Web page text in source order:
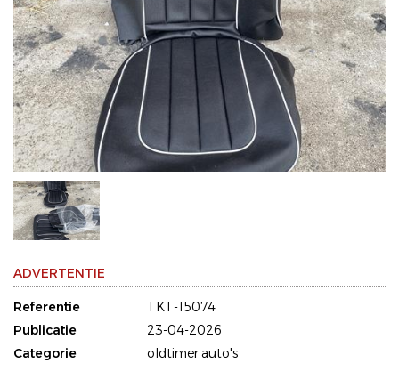
ADVERTENTIE
Referentie
TKT-15074
Publicatie
23-04-2026
Categorie
oldtimer auto's